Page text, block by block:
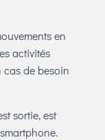
en
activités
cas de besoin
sortie, est